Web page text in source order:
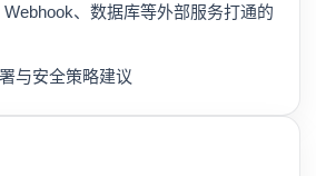
、数据库等外部服务打通的
与安全策略建议